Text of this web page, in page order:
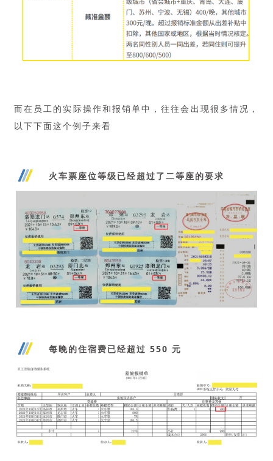
而在员工的实际操作和报销单中，往往会出现很多情况，
以下下面这个例子来看
火车票座位等级已经超过了二等座的要求
每晚的住宿费已经超过 550 元